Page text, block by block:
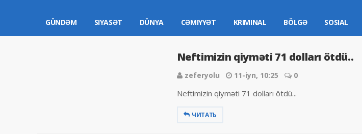
GÜNDƏM SIYASƏT DÜNYA CƏMIYYƏT KRIMINAL BÖLGƏ SOSIAL
Neftimizin qiyməti 71 dolları ötdü..
zeferyolu 11-iyn, 10:25 0
Neftimizin qiyməti 71 dolları ötdü...
ЧИТАТЬ